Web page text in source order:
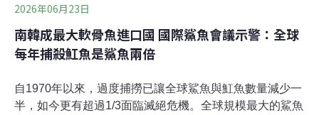
2026年06月23日
南韓成最大軟骨魚進口國 國際鯊魚會議示警：全球
每年捕殺魟魚是鯊魚兩倍
自1970年以來，過度捕撈已讓全球鯊魚與魟魚數量減少一
半，如今更有超過1/3面臨滅絕危機。全球規模最大的鯊魚